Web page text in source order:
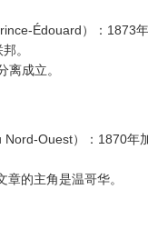
Édouard）：1873年
。
成立。
Ouest）：1870年
的主角是温哥华。